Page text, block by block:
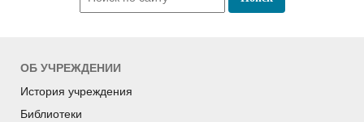
ОБ УЧРЕЖДЕНИИ
История учреждения
Библиотеки